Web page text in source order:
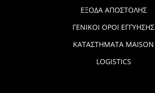
ΕΞΟΔΑ ΑΠΟΣΤΟΛΗΣ
ΓΕΝΙΚΟΙ ΟΡΟΙ ΕΓΓΥΗΣΗΣ
ΚΑΤΑΣΤΗΜΑΤΑ MAISON
LOGISTICS